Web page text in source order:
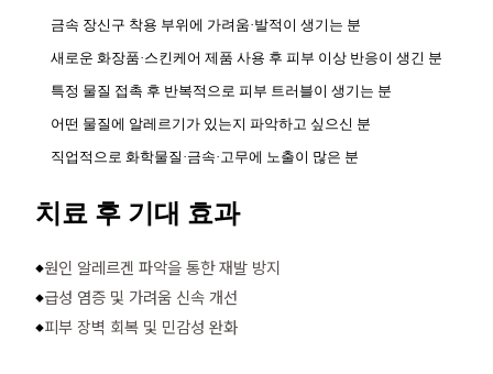
금속 장신구 착용 부위에 가려움·발적이 생기는 분
새로운 화장품·스킨케어 제품 사용 후 피부 이상 반응이 생긴 분
특정 물질 접촉 후 반복적으로 피부 트러블이 생기는 분
어떤 물질에 알레르기가 있는지 파악하고 싶으신 분
직업적으로 화학물질·금속·고무에 노출이 많은 분
치료 후 기대 효과
◆원인 알레르겐 파악을 통한 재발 방지
◆급성 염증 및 가려움 신속 개선
◆피부 장벽 회복 및 민감성 완화